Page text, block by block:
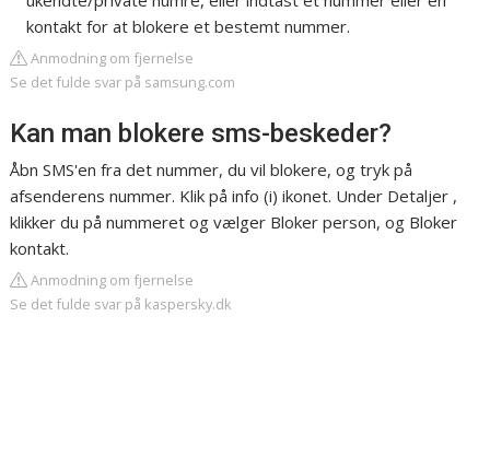
kontakt for at blokere et bestemt nummer.
Anmodning om fjernelse
Se det fulde svar på samsung.com
Kan man blokere sms-beskeder?
Åbn SMS'en fra det nummer, du vil blokere, og tryk på
afsenderens nummer. Klik på info (i) ikonet. Under Detaljer ,
klikker du på nummeret og vælger Bloker person, og Bloker
kontakt.
Anmodning om fjernelse
Se det fulde svar på kaspersky.dk